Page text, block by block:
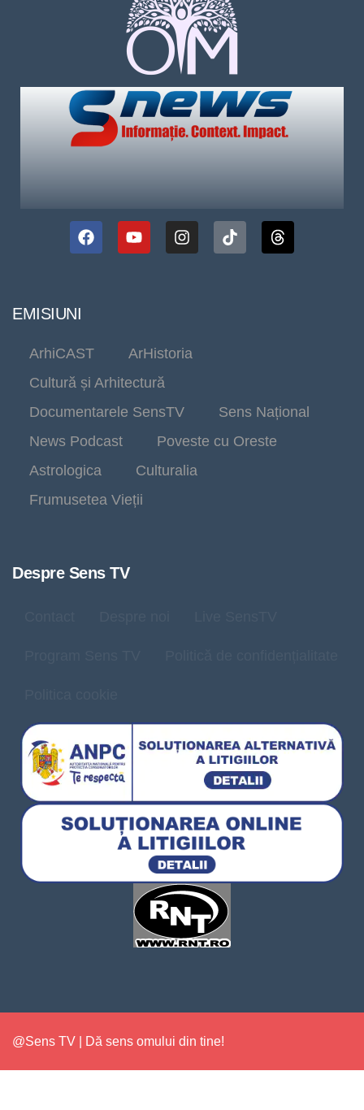
EMISIUNI
ArhiCAST
ArHistoria
Cultură și Arhitectură
Documentarele SensTV
Sens Național
News Podcast
Poveste cu Oreste
Astrologica
Culturalia
Frumusetea Vieții
Despre Sens TV
@Sens TV | Dă sens omului din tine!